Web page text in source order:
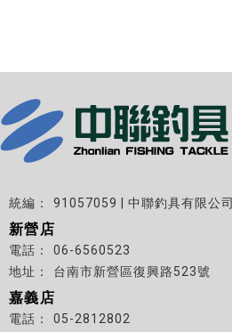
91057059 | 中聯釣具有限公司
新營店
06-6560523
台南市新營區復興路523號
嘉義店
05-2812802